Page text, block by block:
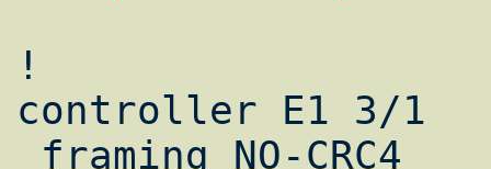
!
controller E1 3/1